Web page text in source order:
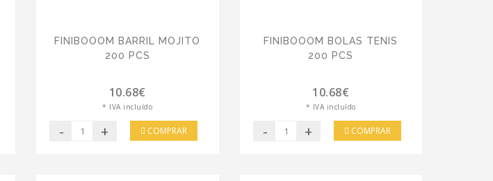
FINIBOOOM BARRIL MOJITO
200 PCS
10.68€
* IVA incluído
- + COMPRAR
FINIBOOOM BOLAS TENIS
200 PCS
10.68€
* IVA incluído
- + COMPRAR